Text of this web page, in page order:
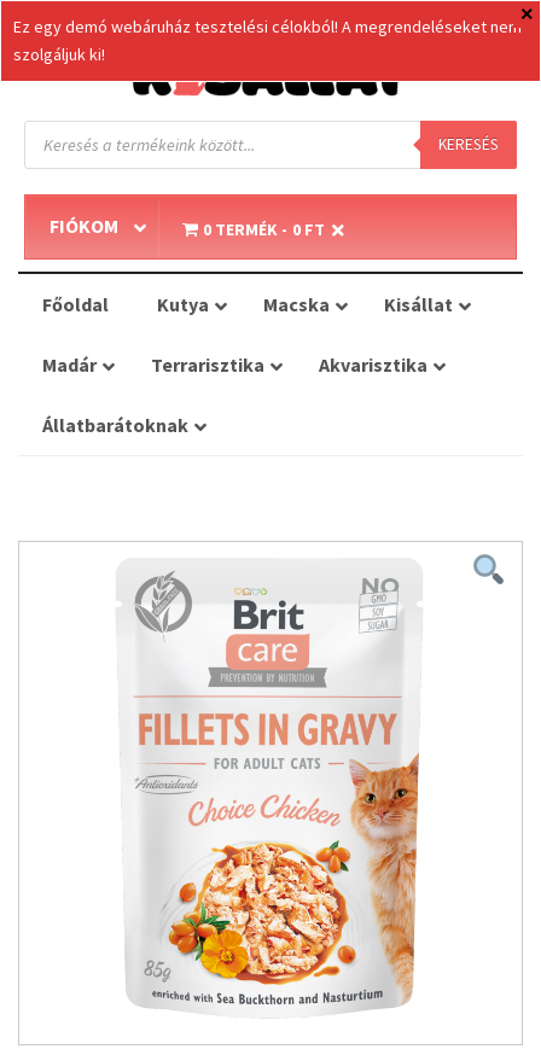
Products
search KERESÉS
FIÓKOM 0 TERMÉK 0 FT
Főoldal Kutya Macska Kisállat
Madár Terrarisztika Akvarisztika
Állatbarátoknak
Ez egy demó webáruház tesztelési célokból! A megrendeléseket nem
szolgáljuk ki!